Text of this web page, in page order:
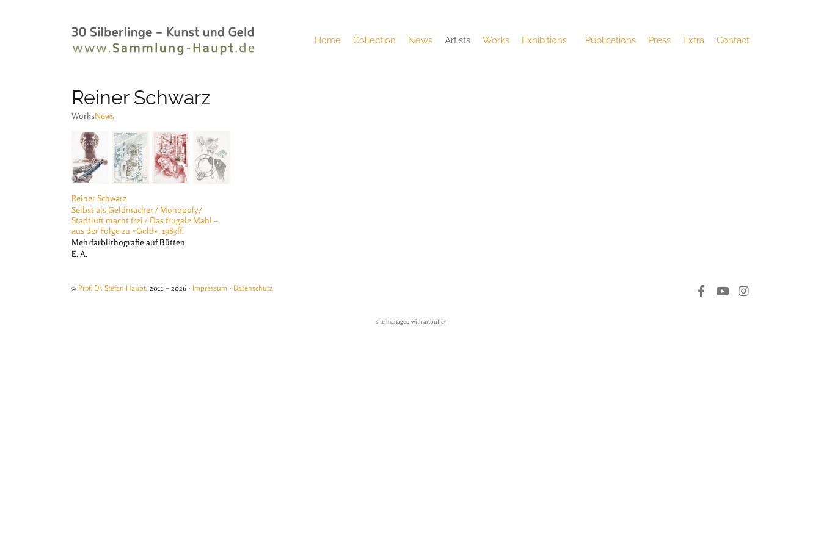
Home Collection News Artists Works Exhibitions Publications Press Extra Contact
Reiner Schwarz
WorksNews
Reiner Schwarz
Selbst als Geldmacher / Monopoly /
Stadtluft macht frei / Das frugale Mahl –
aus der Folge zu »Geld«, 1983ff.
Mehrfarblithografie auf Bütten
E. A.
© Prof. Dr. Stefan Haupt, 2011 – 2026 · Impressum · Datenschutz
site managed with artbutler